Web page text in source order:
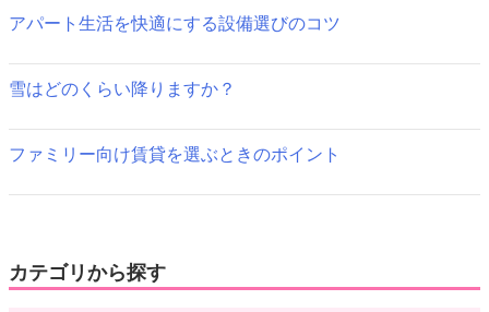
ョ
ン
アパート生活を快適にする設備選びのコツ
雪はどのくらい降りますか？
ファミリー向け賃貸を選ぶときのポイント
カテゴリから探す